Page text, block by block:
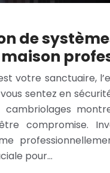
de
votre sanctuaire,
sentez en
cambriolages
compromise.
pour…